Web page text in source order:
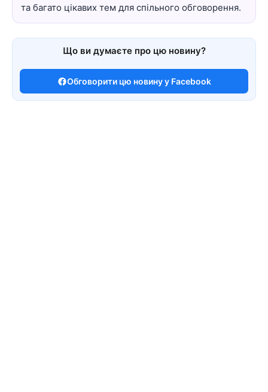
та багато цікавих тем для спільного обговорення.
Що ви думаєте про цю новину?
Обговорити цю новину у Facebook